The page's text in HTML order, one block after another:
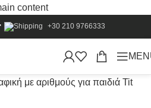
content
+30 210 9766333